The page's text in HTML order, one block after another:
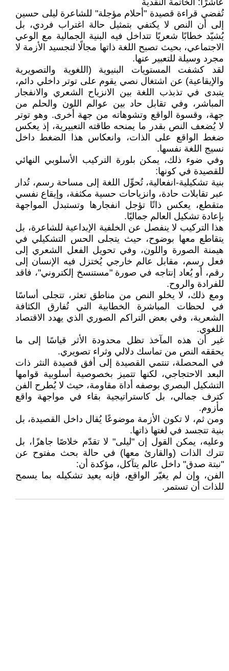
عاشرًا: الخاتمة النقدية
تُفضي قراءة قصيدة "أحلام مؤجلة" للشاعرة ليلى حسين
إلى أن النص لا يكتفي بتمثيل حالة اغتراب فردي، بل
يُشيّد خطابًا شعريًا تتداخل فيه البنية الجمالية مع الوعي
الاجتماعي، بحيث تصبح اللغة ذاتها مجالًا لتجسيد الأزمة لا
مجرد وسيلة للتعبير عنها.
لقد كشفت المستويات البنيوية (اللغوية والتصويرية
والإيقاعية) عن اشتغال نصي يقوم على توتر داخلي دائم،
يتبدى في تذبذب اللغة بين الانزياح الشعري والانفجار
المباشر، وفي تقابل حاد بين عوالم اللون والحلم من
جهة، وقسوة الواقع وتشوهاته من جهة أخرى. وهو توتر
لا يُضعف النص بقدر ما يمنحه طاقته التعبيرية، إذ يعكس
ضغط الواقع على الذات، وانعكاس هذا الضغط داخل
نسيج اللغة نفسها.
وفي ضوء ذلك، يمكن بلورة التركيب الأسلوبي النهائي
للقصيدة في كونها:
بنية تشكيلية-انفعالية، تُحوِّل اللغة إلى مساحة رسم، تُدار
عبر تقابلات حادة، وانزياحات حسية مكثفة، وإيقاع نفسي
متقطع، يعكس ذاتًا تؤجل انفجارها وتستبدل المواجهة
بإعادة تشكيل العالم جماليًا.
هذا التركيب لا ينفصل عن الخلفية الإبداعية للشاعرة، بل
يتقاطع معها بوضوح، حيث يتجلى الحس التشكيلي في
هيمنة الصورة واللون، وفي تحويل الفعل الشعري إلى
فعل رسم، مقابل عالم خارجي يُختزل فيه الإنسان إلى
رقم، أو يُعاد إنتاجه في صورة "مستنسخ إلكتروني"، فاقد
للفرادة والروح.
ومع ذلك، لا يخلو النص من مناطق تعثر، تتجلى أساسًا
في لحظات المباشرة الخطابية التي تُفارق الكثافة
الشعرية، وفي بعض التراكم الصوري الذي يهدد الاقتصاد
اللغوي.
غير أن هذه المآخذ تظل محدودة الأثر قياسًا إلى ما
يحققه النص من تماسك دلالي وثراء تصويري.
في المحصلة، تنتمي القصيدة إلى أفق قصيدة النثر ذات
البعد الاحتجاجي، لكنها تتميز بخصوصية أسلوبية قوامها
التشكيل البصري بوصفه أداة مقاومة، حيث لا يُطرح الفن
كترف جمالي، بل كاستراتيجية بقاء في مواجهة واقع
مأزوم.
ومن ثم، لا تكون الأزمة موضوعًا يُقال داخل القصيدة، بل
بنية تتجسد في لغتها ذاتها.
وعليه، يمكن القول إن "ليلى" لا تقدّم خلاصًا جاهزًا، بل
تترك الذات (والقارئ معها) في حالة بحث مفتوح عن
"نبتة صدق" داخل عالم يتآكل، مؤكدة أن:
الفن، وإن لم يغيّر الواقع، فإنه يعيد تشكيله بما يسمح
للذات أن تستمر.